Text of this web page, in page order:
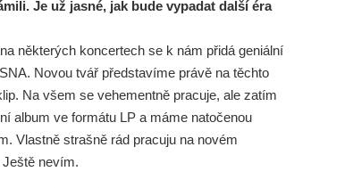
Je už jasné, jak bude vypadat další éra
některých koncertech se k nám přidá geniální
Novou tvář představíme právě na těchto
Na všem se vehementně pracuje, ale zatím
album ve formátu LP a máme natočenou
Vlastně strašně rád pracuju na novém
nevím.